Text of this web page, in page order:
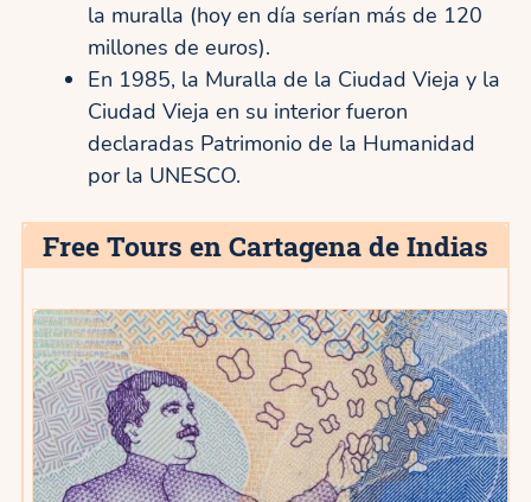
la muralla (hoy en día serían más de 120
millones de euros).
En 1985, la Muralla de la Ciudad Vieja y la
Ciudad Vieja en su interior fueron
declaradas Patrimonio de la Humanidad
por la UNESCO.
Free Tours en Cartagena de Indias